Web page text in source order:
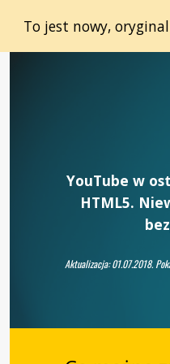
To jest nowy,
YouTube w
HTML5.
Aktualizacja: 01.07.2018.